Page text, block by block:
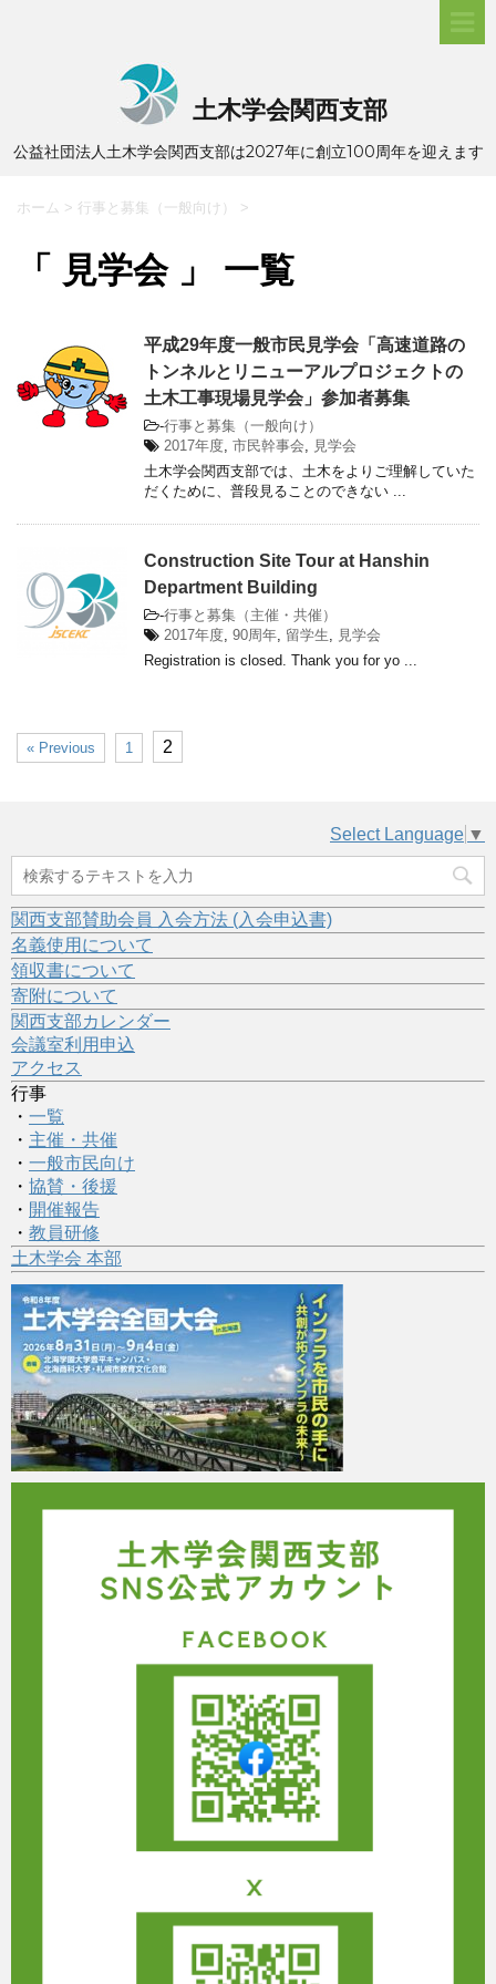
土木学会関西支部
公益社団法人土木学会関西支部は2027年に創立100周年を迎えます
ホーム > 行事と募集（一般向け） >
「 見学会 」 一覧
平成29年度一般市民見学会「高速道路の
トンネルとリニューアルプロジェクトの
土木工事現場見学会」参加者募集
-行事と募集（一般向け）
2017年度 市民幹事会
見学会
土木学会関西支部では、土木をよりご理解していた
だくために、普段見ることのできない ...
Construction Site Tour at Hanshin
Department Building
-行事と募集（主催・共催）
2017年度 90周年 留学生
見学会
Registration is closed. Thank you for yo ...
« Previous 1 2
Select Language ▼
関西支部賛助会員 入会方法 (入会申込書)
名義使用について
領収書について
寄附について
関西支部カレンダー
会議室利用申込
アクセス
行事
・ 一覧
・ 主催・共催
・ 一般市民向け
・ 協賛・後援
・ 開催報告
・ 教員研修
土木学会 本部